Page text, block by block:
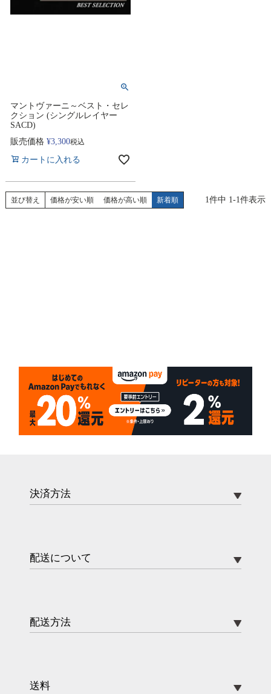
マントヴァーニ～ベスト・セレ
クション (シングルレイヤー
SACD)
販売価格 ¥3,300税込
カートに入れる
並び替え 価格が安い順 価格が高い順 新着順 1件中 1-1件表示
決済方法
配送について
配送方法
送料